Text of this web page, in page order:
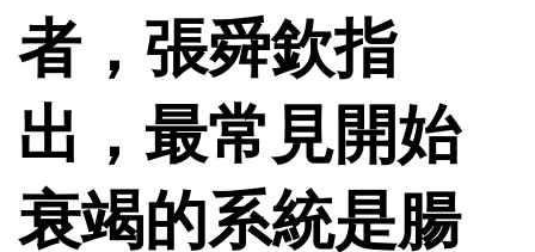
者，張舜欽指
出，最常見開始
衰竭的系統是腸